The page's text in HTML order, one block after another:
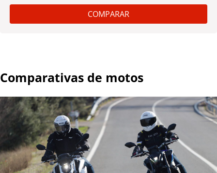
Comparativas de motos
P
g
i
n
a
s